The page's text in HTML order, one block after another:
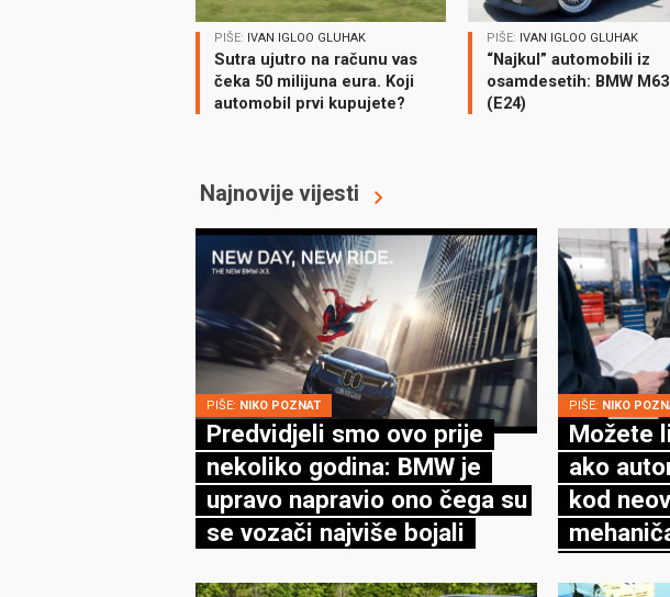
PIŠE: IVAN IGLOO GLUHAK
Sutra ujutro na računu vas
čeka 50 milijuna eura. Koji
automobil prvi kupujete?
PIŠE: IVAN IGLOO GLUHAK
“Najkul” automobili iz
osamdesetih: BMW
(E24)
Najnovije vijesti
PIŠE: NIKO POZNAT
Predvidjeli smo ovo prije
nekoliko godina: BMW je
upravo napravio ono čega su
se vozači najviše bojali
PIŠE: NIKO
Možete
ako
kod